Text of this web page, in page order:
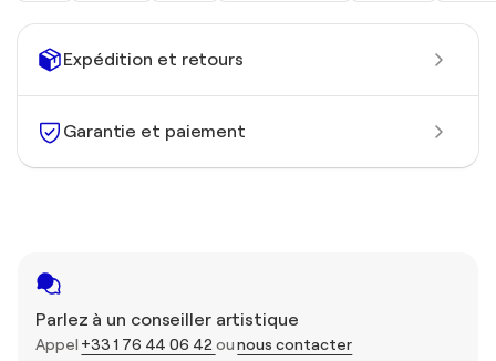
Expédition et retours
Garantie et paiement
Parlez à un conseiller artistique
Appel +33 1 76 44 06 42 ounous contacter